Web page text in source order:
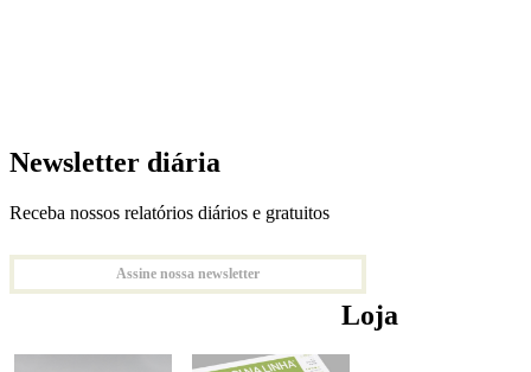
Newsletter diária
Receba nossos relatórios diários e gratuitos
Assine nossa newsletter
Loja